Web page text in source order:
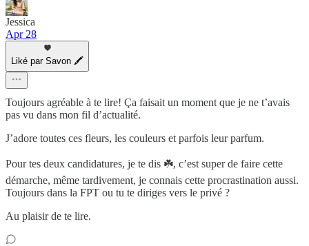
Jessica
Apr 28
Liké par Savon 🖍
Toujours agréable à te lire! Ça faisait un moment que je ne t’avais
pas vu dans mon fil d’actualité.
J’adore toutes ces fleurs, les couleurs et parfois leur parfum.
Pour tes deux candidatures, je te dis ☘️, c’est super de faire cette
démarche, même tardivement, je connais cette procrastination aussi.
Toujours dans la FPT ou tu te diriges vers le privé ?
Au plaisir de te lire.